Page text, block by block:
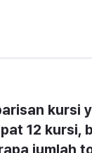
kursi
12 kursi,
jumlah